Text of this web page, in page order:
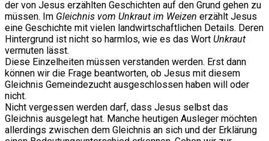
der von Jesus erzählten Geschichten auf den Grund gehen zu
müssen. Im Gleichnis vom Unkraut im Weizen erzählt Jesus
eine Geschichte mit vielen landwirtschaftlichen Details. Deren
Hintergrund ist nicht so harmlos, wie es das Wort Unkraut
vermuten lässt.
Diese Einzelheiten müssen verstanden werden. Erst dann
können wir die Frage beantworten, ob Jesus mit diesem
Gleichnis Gemeindezucht ausgeschlossen haben will oder
nicht.
Nicht vergessen werden darf, dass Jesus selbst das
Gleichnis ausgelegt hat. Manche heutigen Ausleger möchten
allerdings zwischen dem Gleichnis an sich und der Erklärung